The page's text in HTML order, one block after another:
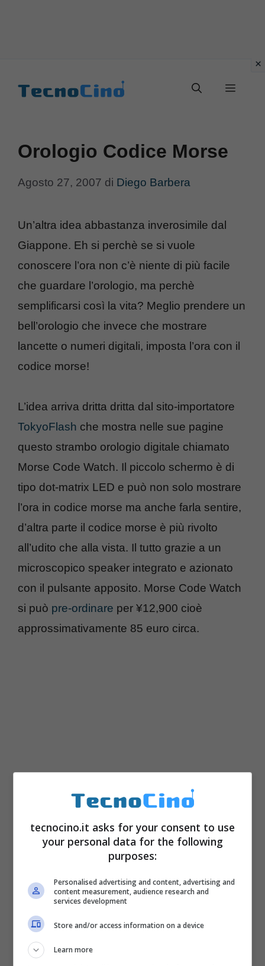
Menu
Orologio Codice Morse
Agosto 27, 2007 di Diego Barbera
Un’altra idea abbastanza inverosimile dal
Giappone. Eh si perchè se si vuole
conoscere l’ora non c’è niente di più facile
che guardare l’orologio, ma perchè
semplificarsi così la vita? Meglio prendere un
bell’orologio che invece che mostrare
lancette o numeri digitali, imposta l’ora con il
codice morse!
L’idea arriva dritta dritta dal sito-importatore
TokyoFlash che mostra nelle sue pagine
questo strambo orologio digitale chiamato
Morse Code Watch. Il piccolo schermo è di
tipo dot-matrix LED e può non solo mostrare
l’ora in codice morse ma anche farla sentire,
d’altra parte il codice morse è più rivolto
all’udito che alla vista. Il tutto grazie a un
microscopico speaker integrato e azionato
con il pulsante apposito. Morse Code Watch
si può pre-ordinare per ¥12,900 cioè
approssimativamente 85 euro circa.
tecnocino.it asks for your consent to use
your personal data for the following
purposes:
Personalised advertising and content, advertising and
content measurement, audience research and
services development
Store and/or access information on a device
Learn more